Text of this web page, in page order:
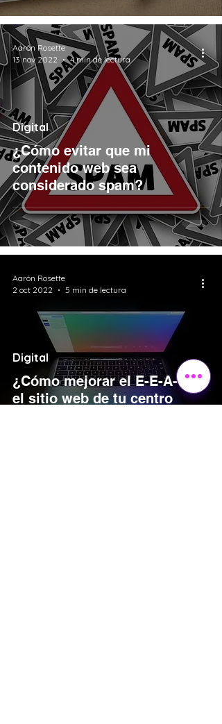
¿Cómo evitar que mi
contenido web sea
considerado spam?
Digital
Aarón Rosette
13 nov 2022
4 min de lectura
¿Cómo mejorar el E-E-A-T en
el sitio web de tu centro
Digital
Aarón Rosette
2 oct 2022
5 min de lectura